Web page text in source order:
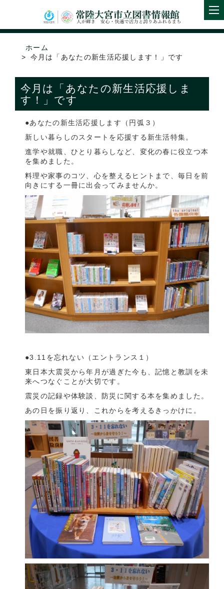
ホーム
今月は「あなたの新生活応援します！」です
今月は「あなたの新生活応援しま
す！」です
●あなたの新生活応援します（円弧３）
新しい暮らしのスタートを応援する新生活特集。
進学や就職、ひとり暮らしなど、変化の春に役立つ本
を集めました。
料理や家事のコツ、心を整えるヒントまで、毎日を前
向きにする一冊に出会ってみませんか。
●3.11を忘れない（エントランス１）
東日本大震災から年月が過ぎた今も、記憶と教訓を未
来へつなぐことが大切です。
震災の記録や体験談、防災に関する本を集めました。
あの日を振り返り、これからを考えるきっかけに。